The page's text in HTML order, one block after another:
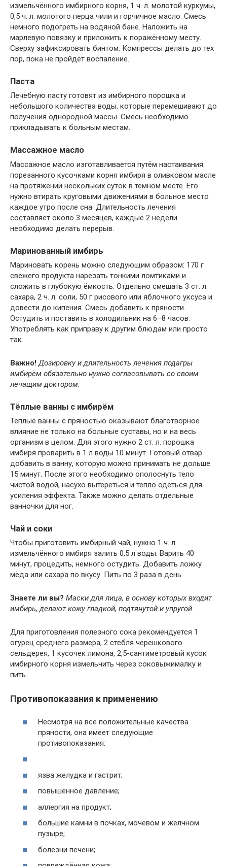
измельчённого имбирного корня, 1 ч. л. молотой куркумы,
0,5 ч. л. молотого перца чили и горчичное масло. Смесь
немного подогреть на водяной бане. Наложить на
марлевую повязку и приложить к поражённому месту.
Сверху зафиксировать бинтом. Компрессы делать до тех
пор, пока не пройдёт воспаление.
Паста
Лечебную пасту готовят из имбирного порошка и
небольшого количества воды, которые перемешивают до
получения однородной массы. Смесь необходимо
прикладывать к больным местам.
Массажное масло
Массажное масло изготавливается путём настаивания
порезанного кусочками корня имбиря в оливковом масле
на протяжении нескольких суток в тёмном месте. Его
нужно втирать круговыми движениями в больное место
каждое утро после сна. Длительность лечения
составляет около 3 месяцев, каждые 2 недели
необходимо делать перерыв.
Маринованный имбирь
Мариновать корень можно следующим образом: 170 г
свежего продукта нарезать тонкими ломтиками и
сложить в глубокую ёмкость. Отдельно смешать 3 ст. л.
сахара, 2 ч. л. соли, 50 г рисового или яблочного уксуса и
довести до кипения. Смесь добавить к пряности.
Остудить и поставить в холодильник на 6–8 часов.
Употреблять как приправу к другим блюдам или просто
так.
Важно! Дозировку и длительность лечения подагры
имбирём обязательно нужно согласовывать со своим
лечащим доктором.
Тёплые ванны с имбирём
Тёплые ванны с пряностью оказывают благотворное
влияние не только на больные суставы, но и на весь
организм в целом. Для этого нужно 2 ст. л. порошка
имбиря проварить в 1 л воды 10 минут. Готовый отвар
добавить в ванну, которую можно принимать не дольше
15 минут. После этого необходимо ополоснуть тело
чистой водой, насухо вытереться и тепло одеться для
усиления эффекта. Также можно делать отдельные
ванночки для ног.
Чай и соки
Чтобы приготовить имбирный чай, нужно 1 ч. л.
измельчённого имбиря залить 0,5 л воды. Варить 40
минут, процедить, немного остудить. Добавить ложку
мёда или сахара по вкусу. Пить по 3 раза в день.
Знаете ли вы? Маски для лица, в основу которых входит
имбирь, делают кожу гладкой, подтянутой и упругой.
Для приготовления полезного сока рекомендуется 1
огурец среднего размера, 2 стебля черешкового
сельдерея, 1 кусочек лимона, 2,5-сантиметровый кусок
имбирного корня измельчить через соковыжималку и
пить.
Противопоказания к применению
Несмотря на все положительные качества
пряности, она имеет следующие
противопоказания:
язва желудка и гастрит;
повышенное давление;
аллергия на продукт;
большие камни в почках, мочевом и жёлчном
пузыре;
болезни печени;